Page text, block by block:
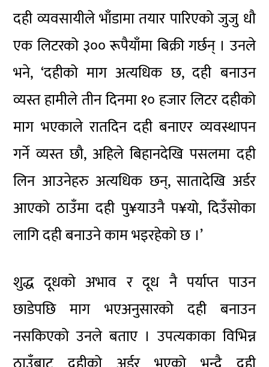
दही व्यवसायीले भाँडामा तयार पारिएको जुजु धौ
एक लिटरको ३०० रूपैयाँमा बिक्री गर्छन् । उनले
भने, ‘दहीको माग अत्यधिक छ, दही बनाउन
व्यस्त हामीले तीन दिनमा १० हजार लिटर दहीको
माग भएकाले रातदिन दही बनाएर व्यवस्थापन
गर्ने व्यस्त छौ, अहिले बिहानदेखि पसलमा दही
लिन आउनेहरु अत्यधिक छन्, सातादेखि अर्डर
आएको ठाउँमा दही पु¥याउनै प¥यो, दिउँसोका
लागि दही बनाउने काम भइरहेको छ ।’
शुद्ध दूधको अभाव र दूध नै पर्याप्त पाउन
छाडेपछि माग भएअनुसारको दही बनाउन
नसकिएको उनले बताए । उपत्यकाका विभिन्न